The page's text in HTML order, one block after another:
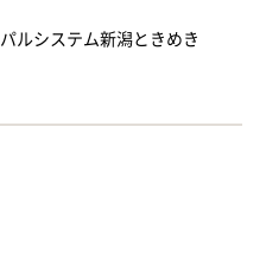
パルシステム新潟ときめき